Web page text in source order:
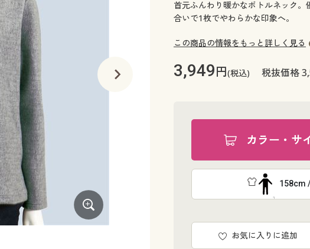
首元ふんわり暖かなボトルネック
合いで1枚でやわらかな印象へ。
この商品の情報をもっと詳しく見る
3,949円(税込) 税抜価格
カラー・サ
158cm
お気に入りに追加